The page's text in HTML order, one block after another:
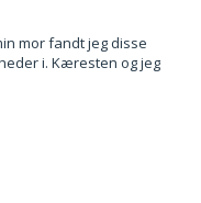
mor fandt jeg disse
i. Kæresten og jeg